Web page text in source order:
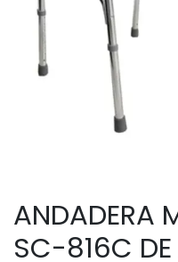
ANDADERA
SC-816C DE